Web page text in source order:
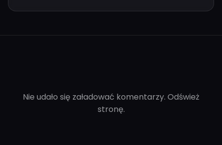
Nie udało się załadować komentarzy. Odśwież
stronę.